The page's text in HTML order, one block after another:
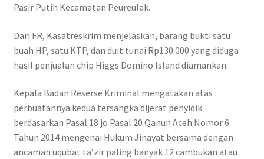
Pasir Putih Kecamatan Peureulak.
Dari FR, Kasatreskrim menjelaskan, barang bukti satu
buah HP, satu KTP, dan duit tunai Rp130.000 yang diduga
hasil penjualan chip Higgs Domino Island diamankan.
Kepala Badan Reserse Kriminal mengatakan atas
perbuatannya kedua tersangka dijerat penyidik
berdasarkan Pasal 18 jo Pasal 20 Qanun Aceh Nomor 6
Tahun 2014 mengenai Hukum Jinayat bersama dengan
ancaman uqubat ta’zir paling banyak 12 cambukan atau